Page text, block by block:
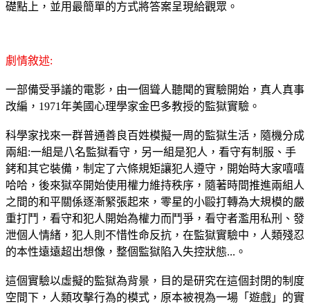
礎點上，並用最簡單的方式將答案呈現給觀眾。
劇情敘述:
一部備受爭議的電影，由一個聳人聽聞的實驗開始，真人真事
改編，1971年美國心理學家金巴多教授的監獄實驗。
科學家找來一群普通善良百姓模擬一周的監獄生活，隨機分成
兩組:一組是八名監獄看守，另一組是犯人，看守有制服、手
銬和其它裝備，制定了六條規矩讓犯人遵守，開始時大家嘻嘻
哈哈，後來獄卒開始使用權力維持秩序，隨著時間推進兩組人
之間的和平關係逐漸緊張起來，零星的小毆打轉為大規模的嚴
重打鬥，看守和犯人開始為權力而鬥爭，看守者濫用私刑、發
泄個人情緒，犯人則不惜性命反抗，在監獄實驗中，人類殘忍
的本性遠遠超出想像，整個監獄陷入失控狀態...。
這個實驗以虛擬的監獄為背景，目的是研究在這個封閉的制度
空間下，人類攻擊行為的模式，原本被視為一場「遊戲」的實